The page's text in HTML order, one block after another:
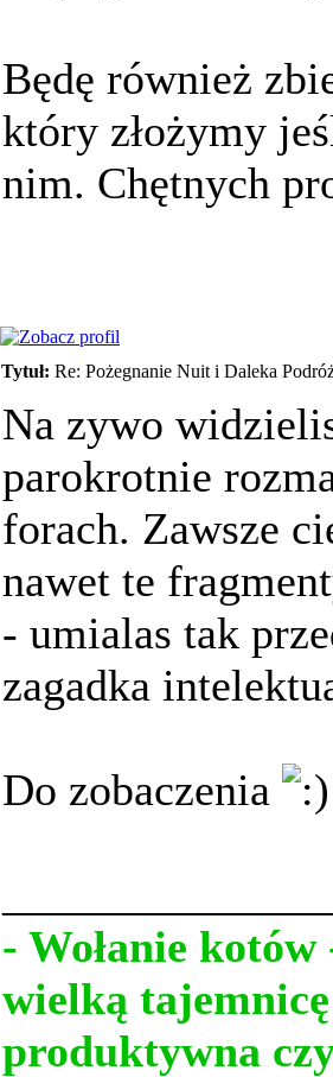
Będę również
który złożymy
nim. Chętnych
Tytuł: Re: Pożegnanie Nuit i Daleka
Na zywo
parokrotnie
forach. Zawsze
nawet te
- umialas tak
zagadka
Do zobaczenia
- Wołanie
wielką
produktywna